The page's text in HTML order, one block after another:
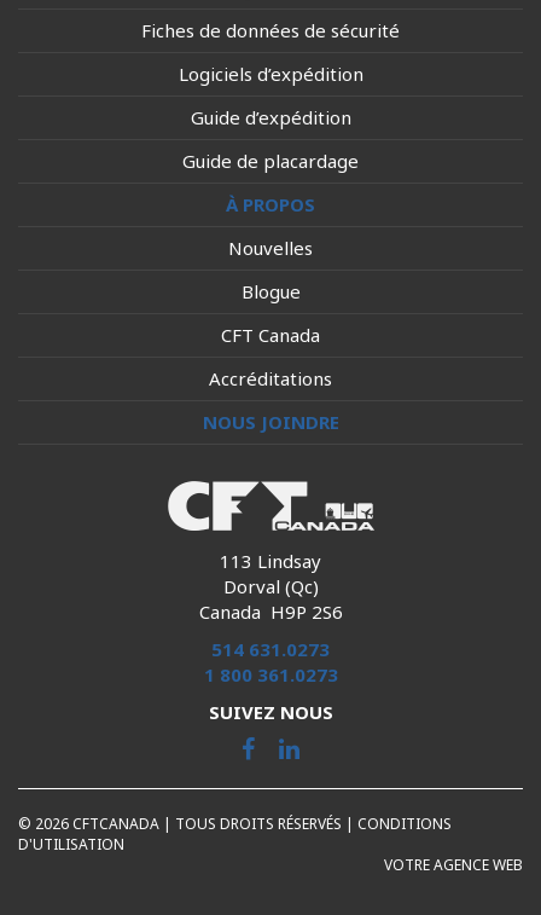
Fiches de données de sécurité
Logiciels d’expédition
Guide d’expédition
Guide de placardage
À PROPOS
Nouvelles
Blogue
CFT Canada
Accréditations
NOUS JOINDRE
113 Lindsay
Dorval (Qc)
Canada H9P 2S6
514 631.0273
1 800 361.0273
SUIVEZ NOUS
© 2026 CFTCANADA | TOUS DROITS RÉSERVÉS | CONDITIONS
D'UTILISATION
VOTRE AGENCE WEB